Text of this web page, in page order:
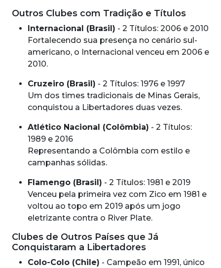
Outros Clubes com Tradição e Títulos
Internacional (Brasil) - 2 Títulos: 2006 e 2010
Fortalecendo sua presença no cenário sul-
americano, o Internacional venceu em 2006 e
2010.
Cruzeiro (Brasil) - 2 Títulos: 1976 e 1997
Um dos times tradicionais de Minas Gerais,
conquistou a Libertadores duas vezes.
Atlético Nacional (Colômbia) - 2 Títulos:
1989 e 2016
Representando a Colômbia com estilo e
campanhas sólidas.
Flamengo (Brasil) - 2 Títulos: 1981 e 2019
Venceu pela primeira vez com Zico em 1981 e
voltou ao topo em 2019 após um jogo
eletrizante contra o River Plate.
Clubes de Outros Países que Já
Conquistaram a Libertadores
Colo-Colo (Chile) - Campeão em 1991, único